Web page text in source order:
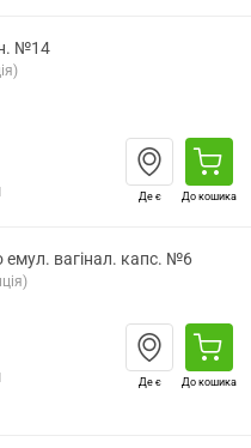
№14
Де є До кошика
емул. вагінал. капс. №6
Де є До кошика